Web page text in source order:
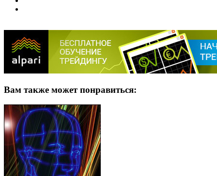
Вам также может понравиться: